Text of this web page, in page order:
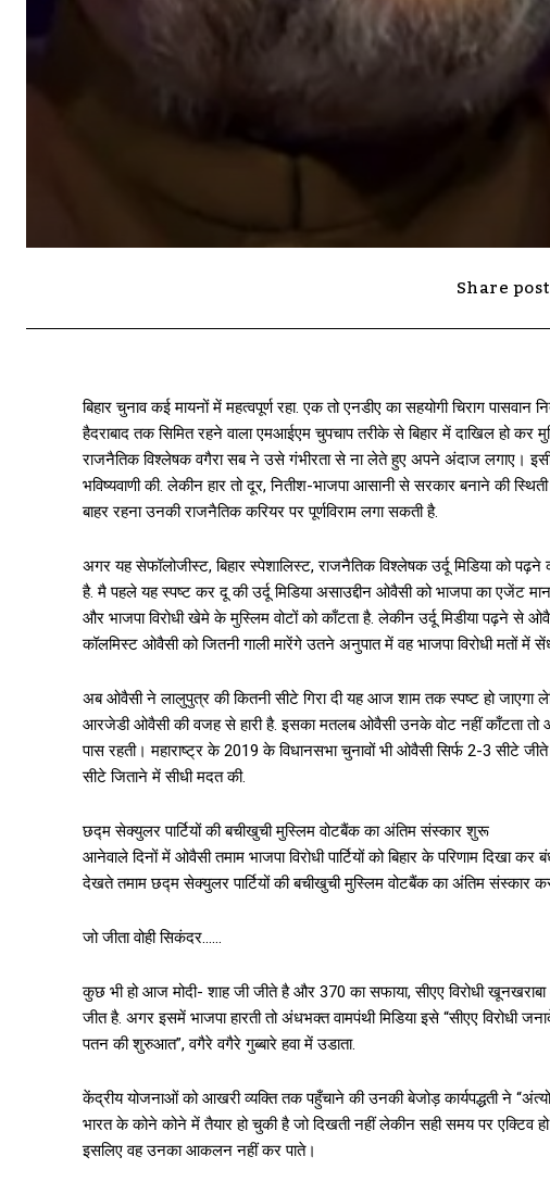
Share
बिहार चुनाव कई मायनों में महत्वपूर्ण रहा. एक तो एनडीए का सहयोगी चिराग
हैदराबाद तक सिमित रहने वाला एमआईएम चुपचाप तरीके से बिहार में दाखिल हो कर
राजनैतिक विश्लेषक वगैरा सब ने उसे गंभीरता से ना लेते हुए अपने अंदाज लगाए।
भविष्यवाणी की. लेकीन हार तो दूर, नितीश-भाजपा आसानी से सरकार बनाने की
बाहर रहना उनकी राजनैतिक करियर पर पूर्णविराम लगा सकती है.
अगर यह सेफॉलोजीस्ट, बिहार स्पेशालिस्ट, राजनैतिक विश्लेषक उर्दू मिडिया को
है. मै पहले यह स्पष्ट कर दू की उर्दू मिडिया असाउद्दीन ओवैसी को भाजपा का एजेंट
और भाजपा विरोधी खेमे के मुस्लिम वोटों को काँटता है. लेकीन उर्दू मिडीया पढ़ने से
कॉलमिस्ट ओवैसी को जितनी गाली मारेंगे उतने अनुपात में वह भाजपा विरोधी मतों में
अब ओवैसी ने लालुपुत्र की कितनी सीटे गिरा दी यह आज शाम तक स्पष्ट हो
आरजेडी ओवैसी की वजह से हारी है. इसका मतलब ओवैसी उनके वोट नहीं
पास रहती। महाराष्ट्र के 2019 के विधानसभा चुनावों भी ओवैसी सिर्फ 2-3 सीटे
सीटे जिताने में सीधी मदत की.
छद्म सेक्युलर पार्टियों की बचीखुची मुस्लिम वोटबैंक का अंतिम संस्कार शुरू
आनेवाले दिनों में ओवैसी तमाम भाजपा विरोधी पार्टियों को बिहार के परिणाम
देखते तमाम छद्म सेक्युलर पार्टियों की बचीखुची मुस्लिम वोटबैंक का अंतिम संस्कार
जो जीता वोही सिकंदर……
कुछ भी हो आज मोदी- शाह जी जीते है और 370 का सफाया, सीएए विरोधी
जीत है. अगर इसमें भाजपा हारती तो अंधभक्त वामपंथी मिडिया इसे “सीएए विरोधी
पतन की शुरुआत”, वगैरे वगैरे गुब्बारे हवा में उडाता.
केंद्रीय योजनाओं को आखरी व्यक्ति तक पहुँचाने की उनकी बेजोड़ कार्यपद्धती ने
भारत के कोने कोने में तैयार हो चुकी है जो दिखती नहीं लेकीन सही समय पर
इसलिए वह उनका आकलन नहीं कर पाते।